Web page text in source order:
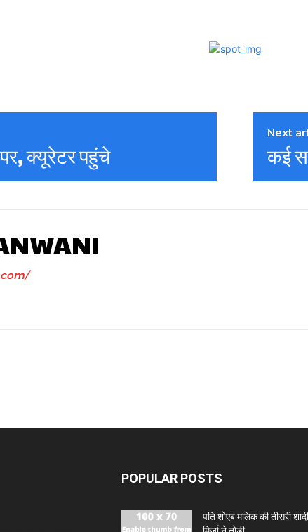
क्यूरेटर पहुंचे
Next
कई
POPULAR POSTS
पति शोएब मलिक की तीसरी